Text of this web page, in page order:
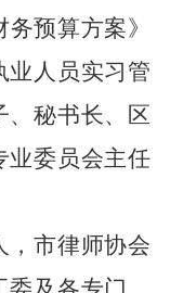
务预算方案》
业人员实习管
、秘书长、区
业委员会主任
，市律师协会